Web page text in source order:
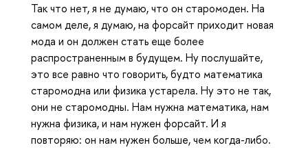
Так что нет, я не думаю, что он старомоден. На
самом деле, я думаю, на форсайт приходит новая
мода и он должен стать еще более
распространенным в будущем. Ну послушайте,
это все равно что говорить, будто математика
старомодна или физика устарела. Ну это не так,
они не старомодны. Нам нужна математика, нам
нужна физика, и нам нужен форсайт. И я
повторяю: он нам нужен больше, чем когда-либо.